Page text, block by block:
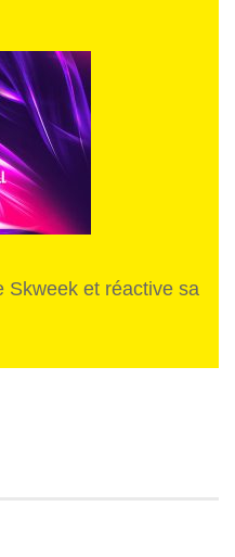
Skweek et réactive sa